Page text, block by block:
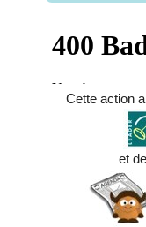
Cette action
et